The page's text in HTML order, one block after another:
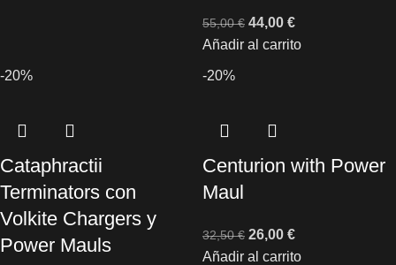
55,00€ 44,00 €
Añadir al carrito
-20%
Cataphractii
Terminators con
Volkite Chargers y
Power Mauls
-20%
Centurion with Power
Maul
32,50€ 26,00 €
Añadir al carrito